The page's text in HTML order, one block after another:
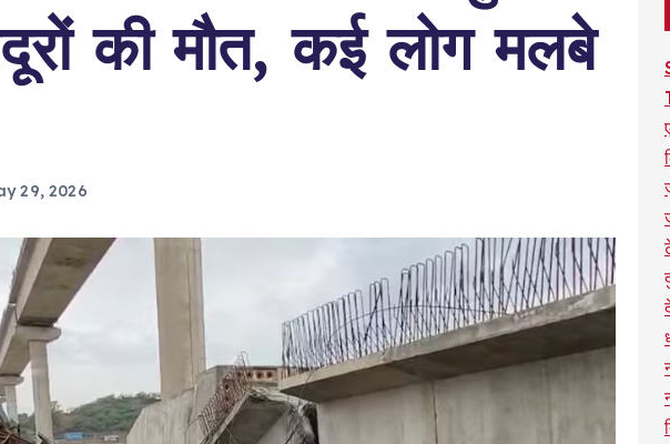
की मौत, कई लोग मलबे
29, 2026